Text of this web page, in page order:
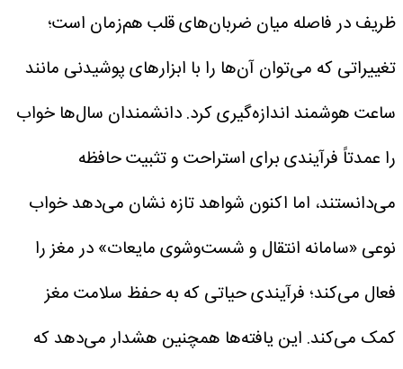
ظریف در فاصله میان ضربان‌های قلب هم‌زمان است؛
تغییراتی که می‌توان آن‌ها را با ابزارهای پوشیدنی مانند
ساعت هوشمند اندازه‌گیری کرد.دانشمندان سال‌ها خواب
را عمدتاً فرآیندی برای استراحت و تثبیت حافظه
می‌دانستند، اما اکنون شواهد تازه نشان می‌دهد خواب
نوعی «سامانه انتقال و شست‌وشوی مایعات» در مغز را
فعال می‌کند؛ فرآیندی حیاتی که به حفظ سلامت مغز
کمک می‌کند. این یافته‌ها همچنین هشدار می‌دهد که